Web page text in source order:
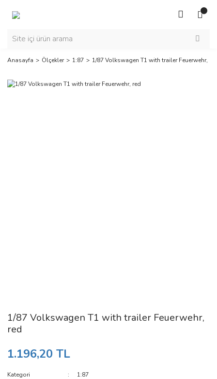
Anasayfa Ölçekler 1:87 1/87 Volkswagen T1 with trailer Feuerwehr,
1/87 Volkswagen T1 with trailer Feuerwehr,
red
1.196,20 TL
Kategori
1:87